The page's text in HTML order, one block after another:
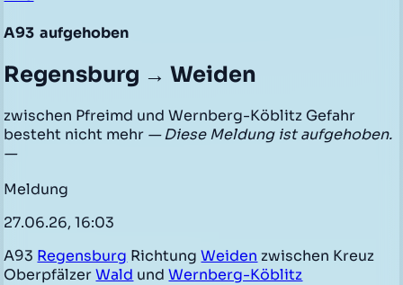
A93 aufgehoben
Regensburg → Weiden
zwischen Pfreimd und Wernberg-Köblitz Gefahr
besteht nicht mehr — Diese Meldung ist aufgehoben.
—
Meldung
27.06.26, 16:03
A93 Regensburg RichtungWeiden zwischen Kreuz
OberpfälzerWald undWernberg-Köblitz